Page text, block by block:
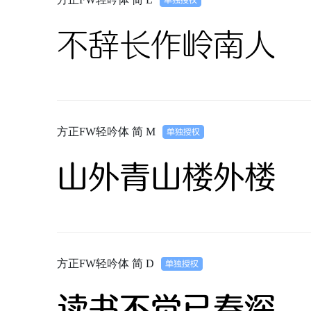
不辞长作岭南人
方正FW轻吟体 简 M
山外青山楼外楼
方正FW轻吟体 简 D